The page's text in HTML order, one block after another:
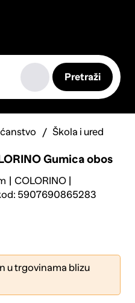
Pretraži
Škola i ured
Gumica obos
COLORINO
5907690865283
u trgovinama blizu